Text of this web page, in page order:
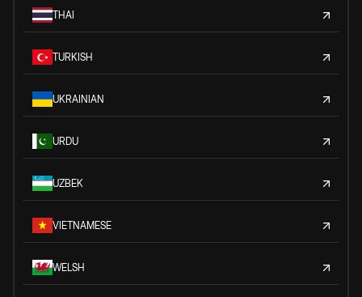
THAI
TURKISH
UKRAINIAN
URDU
UZBEK
VIETNAMESE
WELSH